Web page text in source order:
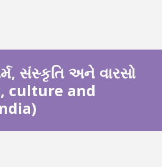
સંસ્કૃતિ અને વારસો
culture and